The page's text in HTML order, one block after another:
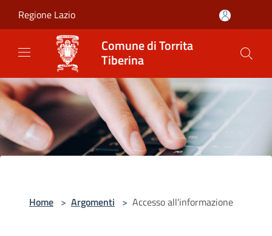
Regione Lazio
Comune di Torrita
Tiberina
Home > Argomenti > Accesso all'informazione